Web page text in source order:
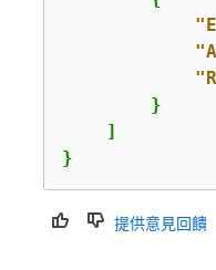
        }
    ]
}
提供意見回饋